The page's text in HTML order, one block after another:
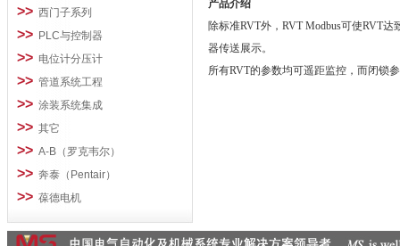
>> 西门子系列
>> PLC与控制器
>> 电位计分压计
>> 管道系统工程
>> 涂装系统集成
>> 其它
>> A-B（罗克韦尔）
>> 奔泰（Pentair）
>> 葆德电机
产品介绍
除标准RVT外，RVT Modbus可使RVT
器传送展示。
所有RVT的参数均可遥距监控，而闭锁